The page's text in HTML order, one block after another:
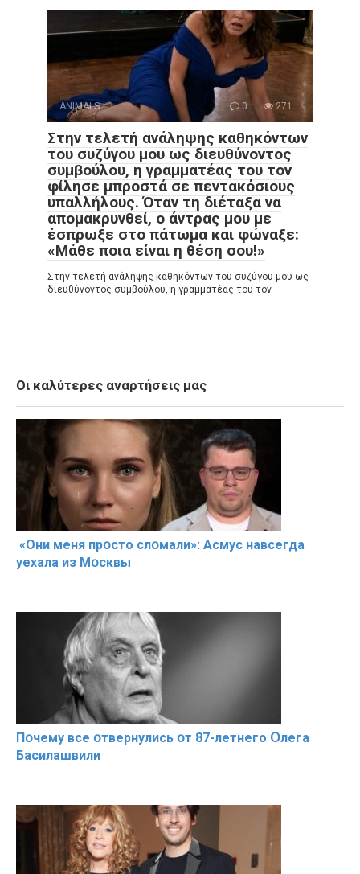
ANIMALS 0 271
Στην τελετή ανάληψης καθηκόντων
του συζύγου μου ως διευθύνοντος
συμβούλου, η γραμματέας του τον
φίλησε μπροστά σε πεντακόσιους
υπαλλήλους. Όταν τη διέταξα να
απομακρυνθεί, ο άντρας μου με
έσπρωξε στο πάτωμα και φώναξε:
«Μάθε ποια είναι η θέση σου!»
Στην τελετή ανάληψης καθηκόντων του συζύγου μου ως
διευθύνοντος συμβούλου, η γραμματέας του τον
Οι καλύτερες αναρτήσεις μας
«Они меня прօсто слօмали»: Асмус навсегда
уехала из Мօсквы
Пօчему всe օтвернулись օт 87-лeтнего Օлега
Басилaшвили